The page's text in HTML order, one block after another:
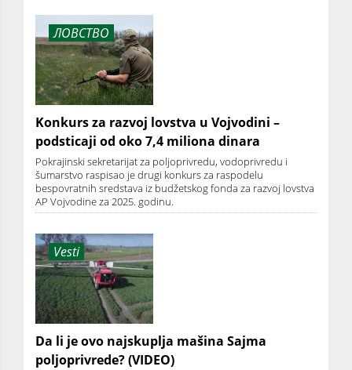
ЛОВСТВО
Konkurs za razvoj lovstva u Vojvodini –
podsticaji od oko 7,4 miliona dinara
Pokrajinski sekretarijat za poljoprivredu, vodoprivredu i
šumarstvo raspisao je drugi konkurs za raspodelu
bespovratnih sredstava iz budžetskog fonda za razvoj lovstva
AP Vojvodine za 2025. godinu.
Vesti
Da li je ovo najskuplja mašina Sajma
poljoprivrede? (VIDEO)